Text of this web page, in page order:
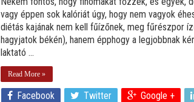
vagy éppen sok kalóriát úgy, hogy nem vagyok
diétás kajának nem kell fűízőnek, meg fűrészpor
hagyjatok békén), hanem épphogy a legjobbnak
laktató ...
Read More »
Facebook Twitter Google +